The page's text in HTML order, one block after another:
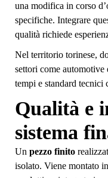
una modifica in corso
specifiche. Integrare
qualità richiede
Nel territorio torinese,
settori come automotive
tempi e standard tecnici
Qualità e
sistema
Un pezzo finito
isolato. Viene montato